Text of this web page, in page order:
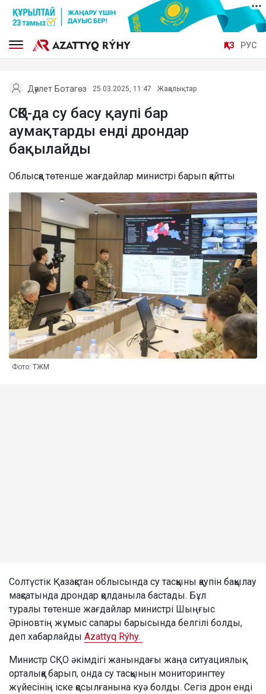
ҚАЗ РУС
Дәулет Ботагөз 25.03.2025, 11:47 Жаңалықтар
СҚО-да су басу қаупі бар
аумақтарды енді дрондар
бақылайды
Облысқа төтенше жағдайлар министрі барып қайтты
Фото: ТЖМ
Солтүстік Қазақстан облысында су тасқыны қаупін бақылау
мақсатында дрондар қолданыла бастады. Бұл
туралы төтенше жағдайлар министрі Шыңғыс
Әріновтің жұмыс сапары барысында белгілі болды,
деп хабарлайды Azattyq Rýhy.
Министр СҚО әкімдігі жанындағы жаңа ситуациялық
орталыққа барып, онда су тасқынын мониторингтеу
жүйесінің іске қосылғанына куә болды. Сегіз дрон енді